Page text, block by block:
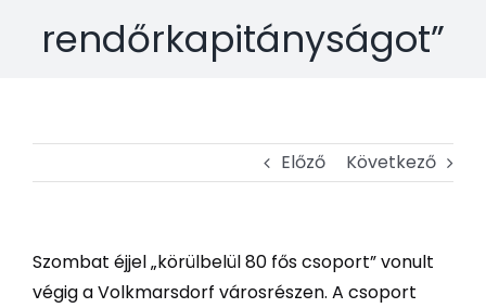
rendőrkapitányságot”
Előző Következő
Szombat éjjel „körülbelül 80 fős csoport” vonult
végig a Volkmarsdorf városrészen. A csoport